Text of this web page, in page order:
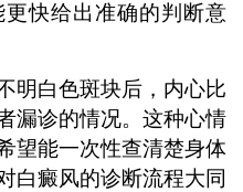
快给出准确的判断意
明白色斑块后，内心比
漏诊的情况。这种心情
望能一次性查清楚身体
白癜风的诊断流程大同